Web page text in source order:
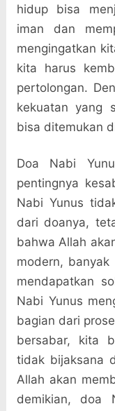
hidup bisa
iman dan
mengingatkan
kita harus
pertolongan.
kekuatan yang
bisa ditemukan
Doa Nabi
pentingnya
Nabi Yunus
dari doanya,
bahwa Allah
modern,
mendapatkan
Nabi Yunus
bagian dari
bersabar, kita
tidak bijaksana
Allah akan
demikian, doa